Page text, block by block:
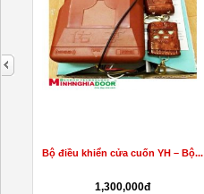
Bộ điều khiển cửa cuốn YH – Bộ...
1,300,000đ
next